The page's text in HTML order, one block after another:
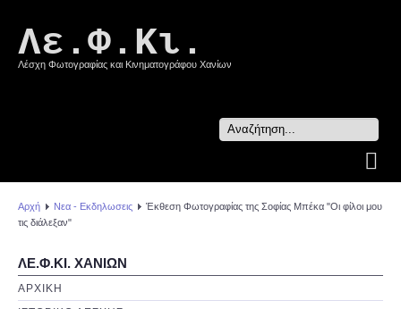
Λε.Φ.Κι.
Λέσχη Φωτογραφίας και Κινηματογράφου Χανίων
Search
...
Αρχή Νεα - Εκδηλωσεις
Έκθεση Φωτογραφίας της Σοφίας Μπέκα "Οι φίλοι μου
τις διάλεξαν"
ΛΕ.Φ.ΚΙ. ΧΑΝΙΩΝ
ΑΡΧΙΚΗ